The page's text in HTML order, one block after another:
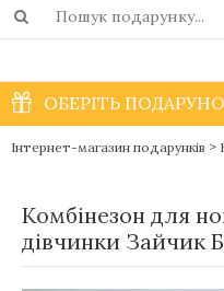
ОБЕРІТЬ
Інтернет-магазин подарунків >
Комбінезон для
дівчинки Зайчик